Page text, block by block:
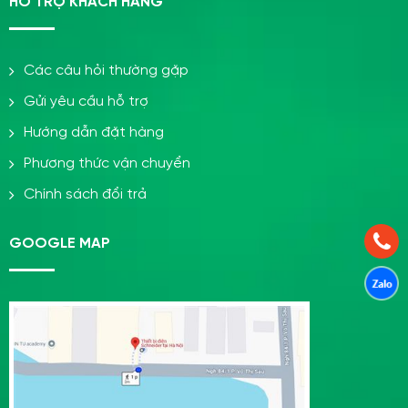
Các câu hỏi thường gặp
Gửi yêu cầu hỗ trợ
Hướng dẫn đặt hàng
Phương thức vận chuyển
Chính sách đổi trả
GOOGLE MAP